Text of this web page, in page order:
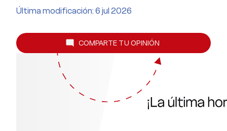
Última modificación: 6 jul 2026
mode_comment COMPARTE TU OPINIÓN